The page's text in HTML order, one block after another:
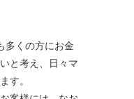
多くの方にお金
と考え、日々マ
す。